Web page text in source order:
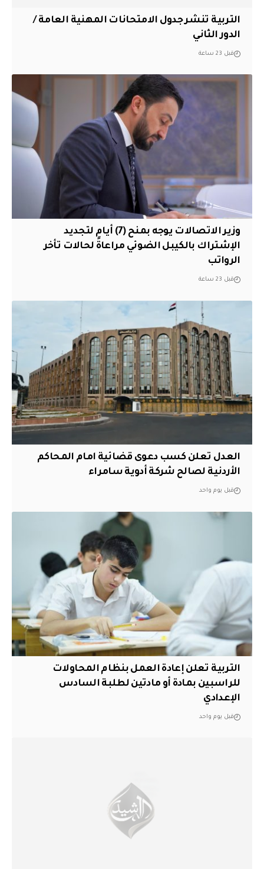
التربية تنشر جدول الامتحانات المهنية العامة /
الدور الثاني
قبل 23 ساعة
وزير الاتصالات يوجه بمنح (7) أيام لتجديد
الإشتراك بالكيبل الضوئي مراعاةً لحالات تأخر
الرواتب
قبل 23 ساعة
العدل تعلن كسب دعوى قضائية امام المحاكم
الأردنية لصالح شركة أدوية سامراء
قبل يوم واحد
التربية تعلن إعادة العمل بنظام المحاولات
للراسبين بمادة أو مادتين لطلبة السادس
الإعدادي
قبل يوم واحد